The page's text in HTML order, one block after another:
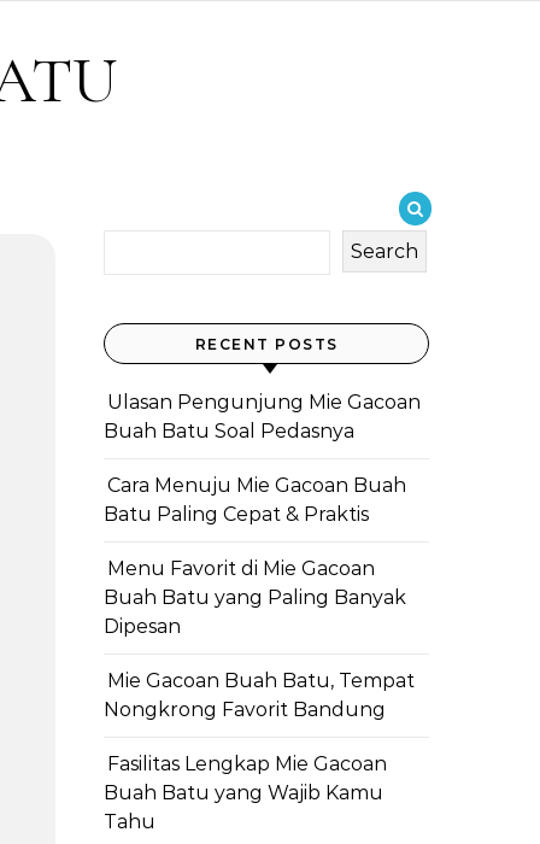
Search
RECENT POSTS
Ulasan Pengunjung Mie Gacoan
Buah Batu Soal Pedasnya
Cara Menuju Mie Gacoan Buah
Batu Paling Cepat & Praktis
Menu Favorit di Mie Gacoan
Buah Batu yang Paling Banyak
Dipesan
Mie Gacoan Buah Batu, Tempat
Nongkrong Favorit Bandung
Fasilitas Lengkap Mie Gacoan
Buah Batu yang Wajib Kamu
Tahu